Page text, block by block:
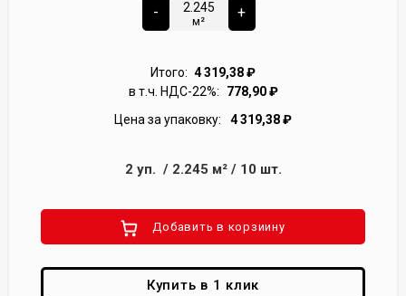
-
м²
+
Итого: 4 319,38₽
в т.ч. НДС-22%:
778,90₽
Цена за упаковку:
4 319,38₽
2 уп. / 2.245 м²/ 10 шт.
Добавить в корзиину
Купить в 1 клик